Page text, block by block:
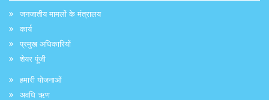
जनजातीय मामलों के मंत्रालय
कार्य
प्रमुख अधिकारियों
शेयर पूंजी
हमारी योजनाओं
अवधि ऋण